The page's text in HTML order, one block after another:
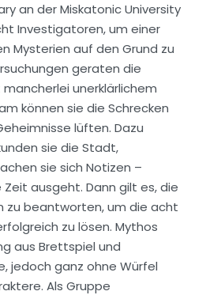
an der Miskatonic University
Investigatoren, um einer
Mysterien auf den Grund zu
geraten die
unerklärlichem
können sie die Schrecken
lüften. Dazu
sie die Stadt,
sie sich Notizen –
ausgeht. Dann gilt es, die
zu beantworten, um die acht
zu lösen. Mythos
aus Brettspiel und
jedoch ganz ohne Würfel
Als Gruppe